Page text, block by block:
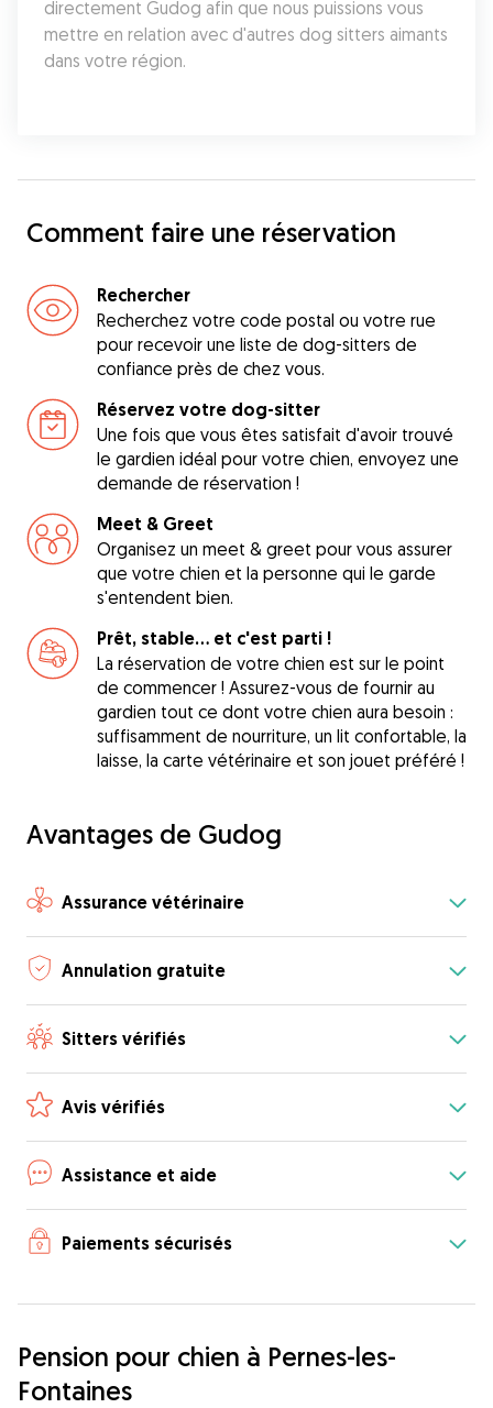
directement Gudog afin que nous puissions vous
mettre en relation avec d'autres dog sitters aimants
dans votre région.
Comment faire une réservation
Rechercher
Recherchez votre code postal ou votre rue
pour recevoir une liste de dog-sitters de
confiance près de chez vous.
Réservez votre dog-sitter
Une fois que vous êtes satisfait d'avoir trouvé
le gardien idéal pour votre chien, envoyez une
demande de réservation !
Meet & Greet
Organisez un meet & greet pour vous assurer
que votre chien et la personne qui le garde
s'entendent bien.
Prêt, stable... et c'est parti !
La réservation de votre chien est sur le point
de commencer ! Assurez-vous de fournir au
gardien tout ce dont votre chien aura besoin :
suffisamment de nourriture, un lit confortable, la
laisse, la carte vétérinaire et son jouet préféré !
Avantages de Gudog
Assurance vétérinaire
Annulation gratuite
Sitters vérifiés
Avis vérifiés
Assistance et aide
Paiements sécurisés
Pension pour chien à Pernes-les-
Fontaines